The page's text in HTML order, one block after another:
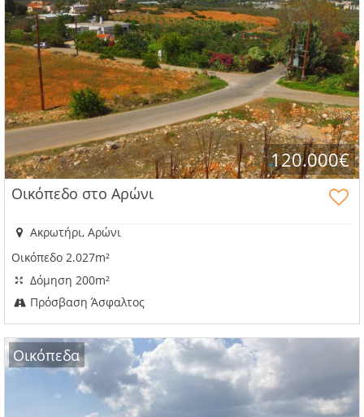
120.000€
Οικόπεδο στο Αρώνι
Ακρωτήρι, Αρώνι
Οικόπεδο 2.027m²
Δόμηση 200m²
Πρόσβαση Άσφαλτος
Οικόπεδα